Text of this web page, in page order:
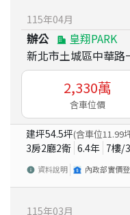
115年04月
辦公
皇翔PARK
新北市土城區中華路
2,330萬
含車位價
建坪54.5坪(含車位11.99
3房2廳2衛 6.4年 7樓/
資料說明 內政部實價
115年03月